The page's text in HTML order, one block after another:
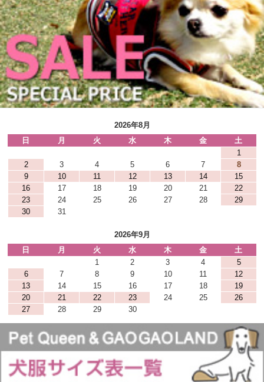
2026年8月
日
月 火 水 木 金
土
1
2
3 4 5 6 7
8
9
10 11 12 13 14
15
16
17 18 19 20 21
22
23
24 25 26 27 28
29
30
31
2026年9月
日
月 火 水 木 金
土
1
2 3 4
5
6
7 8 9 10 11
12
13
14 15 16 17 18
19
20
21 22 23 24 25
26
27
28 29 30